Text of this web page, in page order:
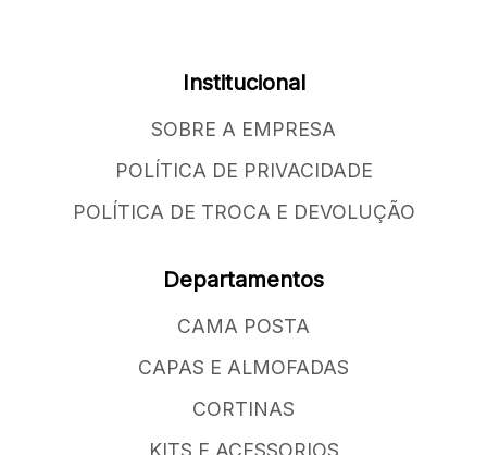
Institucional
SOBRE A EMPRESA
POLÍTICA DE PRIVACIDADE
POLÍTICA DE TROCA E DEVOLUÇÃO
Departamentos
CAMA POSTA
CAPAS E ALMOFADAS
CORTINAS
KITS E ACESSORIOS